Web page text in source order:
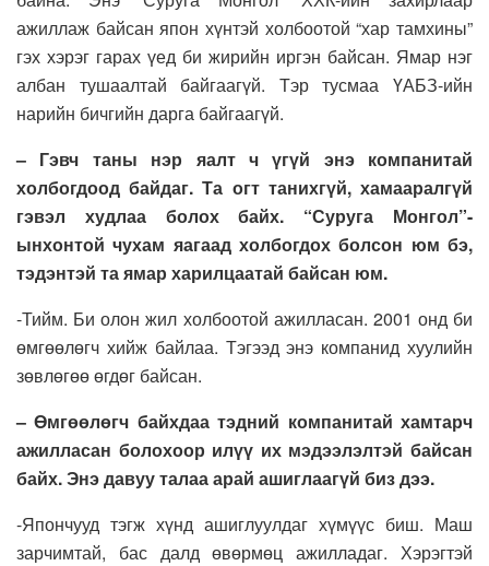
ажиллаж байсан япон хүнтэй холбоотой “хар тамхины”
гэх хэрэг гарах үед би жирийн иргэн байсан. Ямар нэг
албан тушаалтай байгаагүй. Тэр тусмаа ҮАБЗ-ийн
нарийн бичгийн дарга байгаагүй.
– Гэвч таны нэр яалт ч үгүй энэ компанитай
холбогдоод байдаг. Та огт танихгүй, хамааралгүй
гэвэл худлаа болох байх. “Суруга Монгол”-
ынхонтой чухам яагаад холбогдох болсон юм бэ,
тэдэнтэй та ямар харилцаатай байсан юм.
-Тийм. Би олон жил холбоотой ажилласан. 2001 онд би
өмгөөлөгч хийж байлаа. Тэгээд энэ компанид хуулийн
зөвлөгөө өгдөг байсан.
– Өмгөөлөгч байхдаа тэдний компанитай хамтарч
ажилласан болохоор илүү их мэдээлэлтэй байсан
байх. Энэ давуу талаа арай ашиглаагүй биз дээ.
-Япончууд тэгж хүнд ашиглуулдаг хүмүүс биш. Маш
зарчимтай, бас далд өвөрмөц ажилладаг. Хэрэгтэй